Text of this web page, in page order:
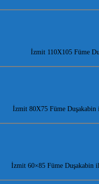
İzmit 110X105 Füme
İzmit 80X75 Füme Duşakabin
İzmit 60×85 Füme Duşakabin